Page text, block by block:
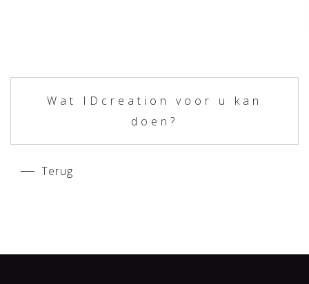
Wat IDcreation voor u kan
doen?
Terug